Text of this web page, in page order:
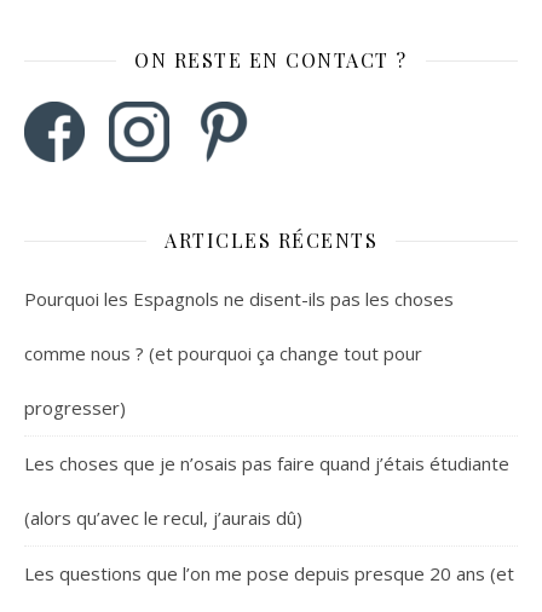
ON RESTE EN CONTACT ?
ARTICLES RÉCENTS
Pourquoi les Espagnols ne disent-ils pas les choses
comme nous ? (et pourquoi ça change tout pour
progresser)
Les choses que je n’osais pas faire quand j’étais étudiante
(alors qu’avec le recul, j’aurais dû)
Les questions que l’on me pose depuis presque 20 ans (et